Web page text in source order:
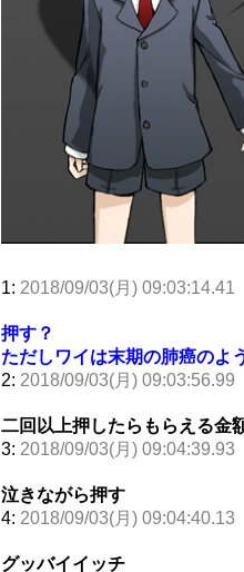
1: 2018/09/03(月) 09:03:14.41
押す？
ただしワイは末期の肺癌のよ
2: 2018/09/03(月) 09:03:56.99
二回以上押したらもらえる金
3: 2018/09/03(月) 09:04:39.93
泣きながら押す
4: 2018/09/03(月) 09:04:40.13
グッバイイッチ